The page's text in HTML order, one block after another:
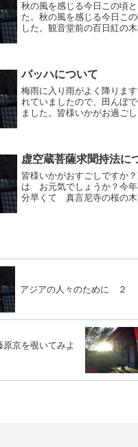
秋の風を感じる今日この頃
た。秋の風を感じる今日こ
した。観音堂前の百日紅の
更新しないまま 月日が流れ
バッハについて
梅雨に入り雨がよく降りま
れていましたので、田んぼ
ました。皆様いかがお過ご
に思われていることでしょ
虚空蔵菩薩求聞持法に
皆様いかがおすごしですか
は お元気でしょうか？今
分早くて 真言尼寺の桜の
アジアの人々のために ２
京を覗いてみよ